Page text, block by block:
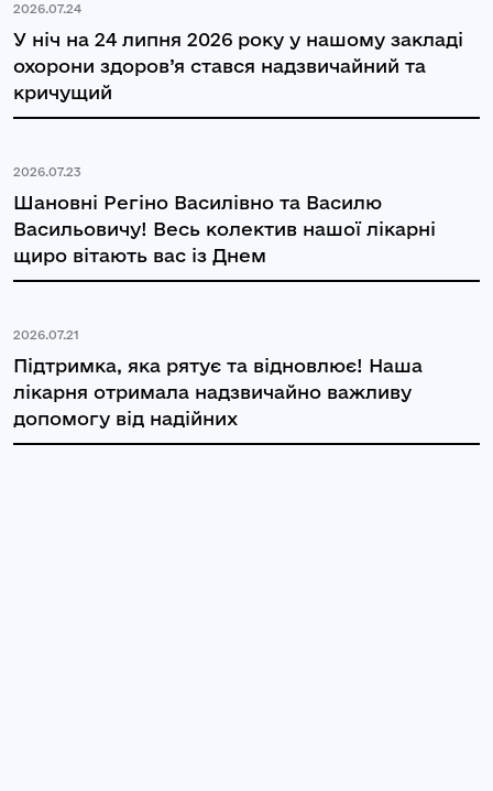
2026.07.24
У ніч на 24 липня 2026 року у нашому закладі
охорони здоров’я стався надзвичайний та
кричущий
2026.07.23
Шановні Регіно Василівно та Василю
Васильовичу! Весь колектив нашої лікарні
щиро вітають вас із Днем
2026.07.21
Підтримка, яка рятує та відновлює! Наша
лікарня отримала надзвичайно важливу
допомогу від надійних